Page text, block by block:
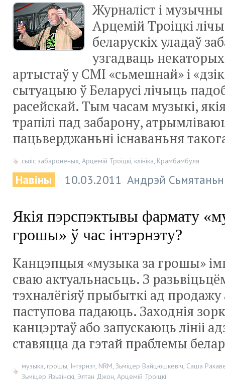
Журналіст і
Арцемій Троіцкі
беларускіх уладаў
узгадваць
артыстаў у СМІ «сьмешнай» і
сытуацыю ў Беларусі лічыць
расейскай. Тым часам музыкі,
трапілі пад забарону,
пацьверджаньні існаваньня
сьпіс забароненых, Арцемій Троіцкі, клініка, Крамбамбуля
Навіны 10.03.2011 Андрэй
Якія пэрспэктывы фармату
грошы» ў час інтэрнэту?
Канцэпцыя «музыка за грошы»
сваю актуальнасьць. З
тэхналёгіяў прыбыткі ад
паступова падаюць. Заходнія
канцэртаў або запускаюць лініі
ставяцца да гэтай праблемы
музыка, грошы, Інтэрнэт, NRM, Зьміцер Вайцюшкевіч, Саша
Зьміцер Язьвінскі, Элтан Джон, Арцемій Троіцкі